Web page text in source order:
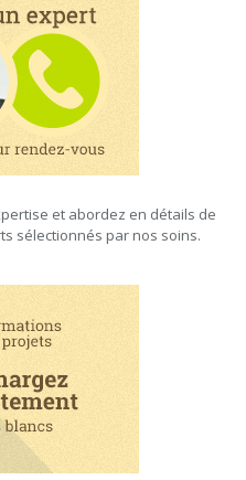
et abordez en détails de
sélectionnés par nos soins.